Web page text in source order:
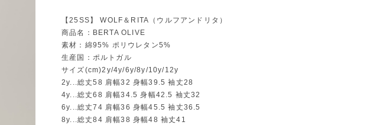
【25SS】 WOLF＆RITA（ウルフアンドリタ）
商品名：BERTA OLIVE
素材：綿95% ポリウレタン5%
生産国：ポルトガル
サイズ(cm)2y/4y/6y/8y/10y/12y
2y...総丈58 肩幅32 身幅39.5 袖丈28
4y...総丈68 肩幅34.5 身幅42.5 袖丈32
6y...総丈74 肩幅36 身幅45.5 袖丈36.5
8y...総丈84 肩幅38 身幅48 袖丈41